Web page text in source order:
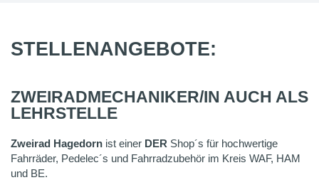
STELLENANGEBOTE:
ZWEIRADMECHANIKER/IN AUCH ALS
LEHRSTELLE
Zweirad Hagedorn ist einer DER Shop´s für hochwertige
Fahrräder, Pedelec´s und Fahrradzubehör im Kreis WAF, HAM
und BE.